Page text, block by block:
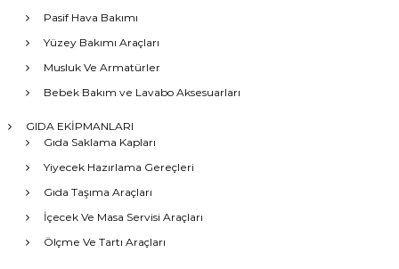
Pasif Hava Bakımı
Yüzey Bakımı Araçları
Musluk Ve Armatürler
Bebek Bakım ve Lavabo Aksesuarları
GIDA EKİPMANLARI
Gıda Saklama Kapları
Yiyecek Hazırlama Gereçleri
Gıda Taşıma Araçları
İçecek Ve Masa Servisi Araçları
Ölçme Ve Tartı Araçları